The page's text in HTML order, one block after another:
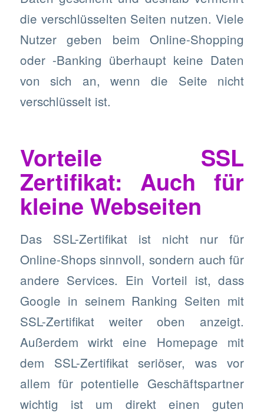
die verschlüsselten Seiten nutzen. Viele
Nutzer geben beim Online-Shopping
oder -Banking überhaupt keine Daten
von sich an, wenn die Seite nicht
verschlüsselt ist.
Vorteile SSL
Zertifikat: Auch für
kleine Webseiten
Das SSL-Zertifikat ist nicht nur für
Online-Shops sinnvoll, sondern auch für
andere Services. Ein Vorteil ist, dass
Google in seinem Ranking Seiten mit
SSL-Zertifikat weiter oben anzeigt.
Außerdem wirkt eine Homepage mit
dem SSL-Zertifikat seriöser, was vor
allem für potentielle Geschäftspartner
wichtig ist um direkt einen guten